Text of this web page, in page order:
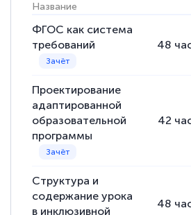
русскому языку и
полезных материалов
книги, методические
статьи. Времени на
достаточно. Курс
аттестацию в школе.
Название
ФГОС как система
требований
48
Проектирование
адаптированной
образовательной
программы
42
Структура и
содержание урока
в инклюзивной
48